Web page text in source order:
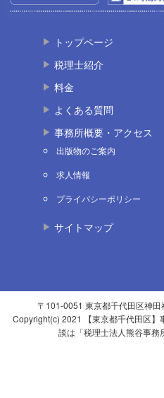
トップページ
税理士紹介
料金
よくある質問
事務所概要・アクセス
出版物のご案内
求人情報
プライバシーポリシー
サイトマップ
〒101-0051 東京都千代田区神
Copyright(c) 2021 【東京都千代田区】
談は「税理士法人熊谷事